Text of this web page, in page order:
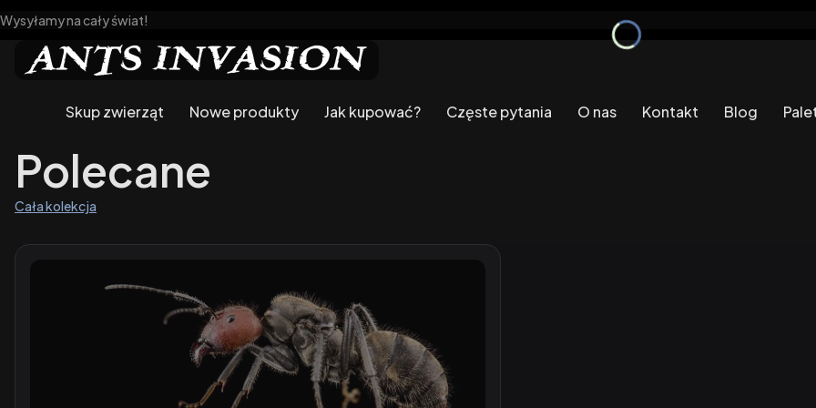
Wysyłamy na cały świat!
Skup zwierząt Nowe produkty Jak kupować? Częste pytania O nas Kontakt Blog
Polecane
Cała kolekcja